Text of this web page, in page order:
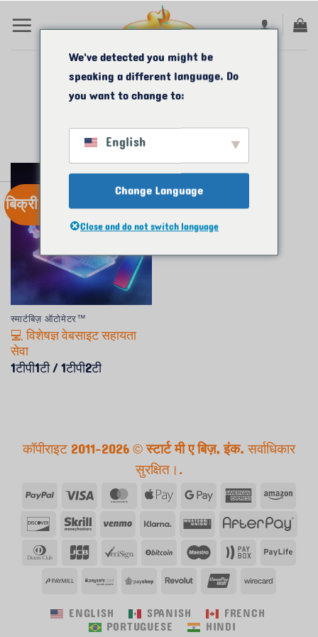
पर
/उत्पाद कोड बोल्ट/3 कोड बोल्ट
बिक्री करना!
स्मार्टबिज़ ऑटोमेटर™
💻 विशेषज्ञ वेबसाइट सहायता
सेवा
1टीपी1टी / 1टीपी2टी
कॉपीराइट 2011-2026 ©स्टार्ट मी ए बिज़, इंक.सर्वाधिकार
सुरक्षित।.
पेपैल
वीज़ा
मास्टर
कार्ड
एप्पल
गूगल
अमेरिकन
एक्सप्रेस
खोज
करना
Skrill Venmoक्लार्ना वेस्टर्न
यूनियन
डिनर
जेसीबी Verisign Bitcoin कलाकार पेबॉक्स
पेमिल
पेसेफ पेयशॉप रिवोल्यूट यूनियनपेवायरकार्ड
ENGLISH SPANISH FRENCH
PORTUGUESE HINDI
We've detected you might be
speaking a different language. Do
you want to change to:
English
Change Language
Close and do not switch language